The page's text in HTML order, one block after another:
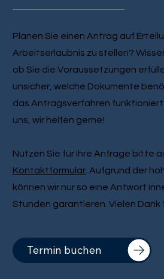
Planen Sie einen Antrag auf
Arbeitserlaubnis zu stellen?
ob Sie die Voraussetzungen
unsicher, welche Dokumente
das Antragsverfahren
uns, wir helfen gerne!
Nutzen Sie für Ihre Anfrage bitte
Kontaktformular. Aufgrund der
können wir nur so eine Antwort
Stunden garantieren. Vielen Dank
Termin buchen